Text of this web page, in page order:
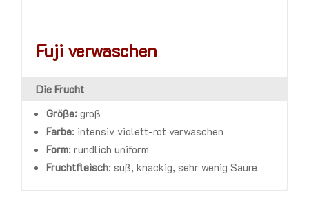
Fuji verwaschen
Die Frucht
Größe: groß
Farbe: intensiv violett-rot verwaschen
Form:rundlich uniform
Fruchtfleisch:süß, knackig, sehr wenig Säure